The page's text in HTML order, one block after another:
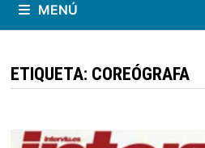
MENÚ
ETIQUETA: COREÓGRAFA